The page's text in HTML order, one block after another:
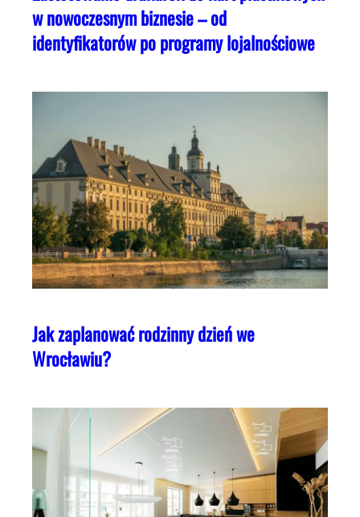
w nowoczesnym biznesie – od
identyfikatorów po programy lojalnościowe
Jak zaplanować rodzinny dzień we
Wrocławiu?